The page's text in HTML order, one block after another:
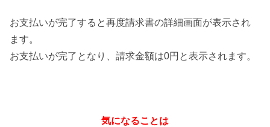
お支払いが完了すると再度請求書の詳細画面が表示され
ます。
お支払いが完了となり、請求金額は0円と表示されます。
気になることは